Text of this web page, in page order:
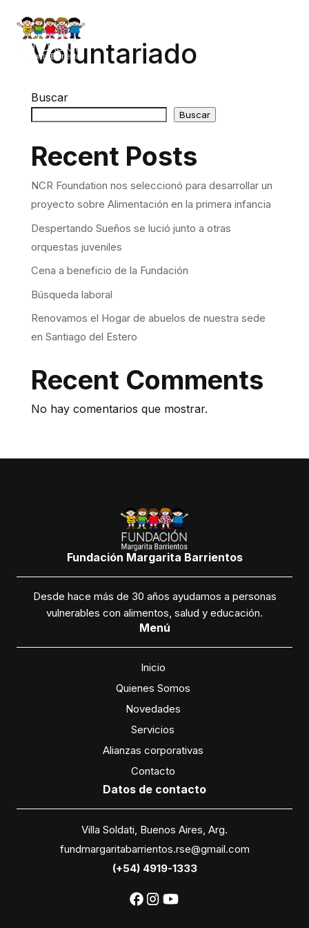
Voluntariado
Buscar
Buscar
Recent Posts
NCR Foundation nos seleccionó para desarrollar un
proyecto sobre Alimentación en la primera infancia
Despertando Sueños se lució junto a otras
orquestas juveniles
Cena a beneficio de la Fundación
Búsqueda laboral
Renovamos el Hogar de abuelos de nuestra sede
en Santiago del Estero
Recent Comments
No hay comentarios que mostrar.
Fundación Margarita Barrientos
Desde hace más de 30 años ayudamos a personas
vulnerables con alimentos, salud y educación.
Menú
Inicio
Quienes Somos
Novedades
Servicios
Alianzas corporativas
Contacto
Datos de contacto
Villa Soldati, Buenos Aires, Arg.
fundmargaritabarrientos.rse@gmail.com
(+54) 4919-1333